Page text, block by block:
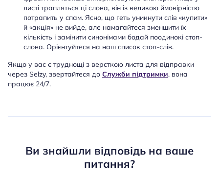
листі трапляться ці слова, він із великою ймовірністю
потрапить у спам. Ясно, що геть уникнути слів «купити»
й «акція» не вийде, але намагайтеся зменшити їх
кількість і замінити синонімами бодай поодинокі стоп-
слова. Орієнтуйтеся на наш список стоп-слів.
Якщо у вас є труднощі з версткою листа для відправки
через Selzy, звертайтеся до Служби підтримки, вона
працює 24/7.
Ви знайшли відповідь на ваше
питання?